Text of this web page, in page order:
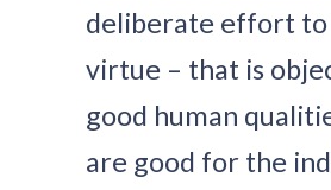
deliberate effort
virtue – that is
good human
are good for the